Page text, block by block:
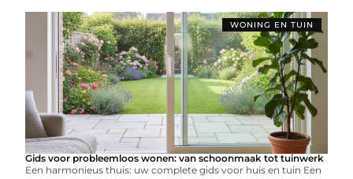
WONING EN TUIN
Gids voor probleemloos wonen: van schoonmaak tot tuinwerk
Een harmonieus thuis: uw complete gids voor huis en tuin Een